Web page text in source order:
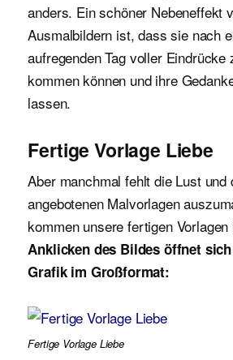
anders. Ein schöner Nebeneffekt
Ausmalbildern ist, dass sie nach
aufregenden Tag voller Eindrücke
kommen können und ihre
lassen.
Fertige Vorlage Liebe
Aber manchmal fehlt die Lust und
angebotenen Malvorlagen
kommen unsere fertigen Vorlagen
Anklicken des Bildes öffnet
Grafik im Großformat:
Fertige Vorlage Liebe